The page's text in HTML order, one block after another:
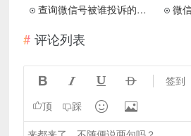
查询微信号被谁投诉的方法 非常简单
评论列表
    签到
顶 踩  